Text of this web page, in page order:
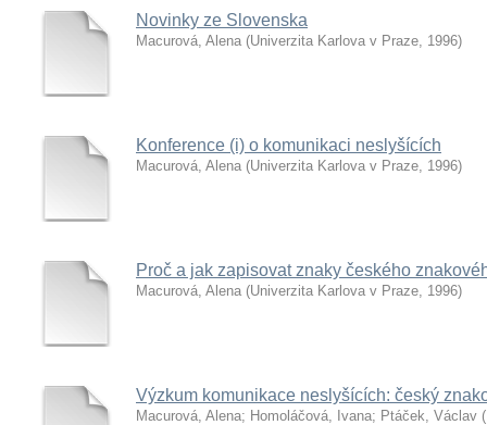
Novinky ze Slovenska
Macurová, Alena (Univerzita Karlova v Praze, 1996)
Konference (i) o komunikaci neslyšících
Macurová, Alena (Univerzita Karlova v Praze, 1996)
Proč a jak zapisovat znaky českého
Macurová, Alena (Univerzita Karlova v Praze, 1996)
Výzkum komunikace neslyšících: český
Macurová, Alena; Homoláčová, Ivana; Ptáček, Václav (